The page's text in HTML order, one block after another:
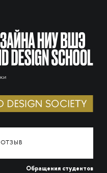
Обращения студентов